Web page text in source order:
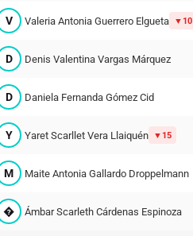
V Valeria Antonia Guerrero Elgueta 10
D Denis Valentina Vargas Márquez
D Daniela Fernanda Gómez Cid
Y Yaret Scarllet Vera Llaiquén 15
M Maite Antonia Gallardo Droppelmann
� Ámbar Scarleth Cárdenas Espinoza